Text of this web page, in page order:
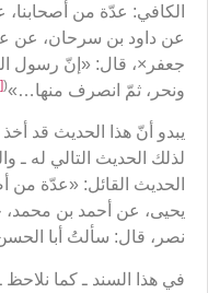
الكافي: عدّة من
عن داود بن سرحان، عن
جعفر×، قال: «إنّ رسول
ونحر، ثمّ انصرف منها…»(
[26]
يبدو أنّ هذا الحديث قد
لذلك الحديث التالي له ـ
الحديث القائل: «عدّة من
يحيى، عن أحمد بن محمد،
نصر، قال: سألتُ أبا
في هذا السند ـ كما نلاحظ